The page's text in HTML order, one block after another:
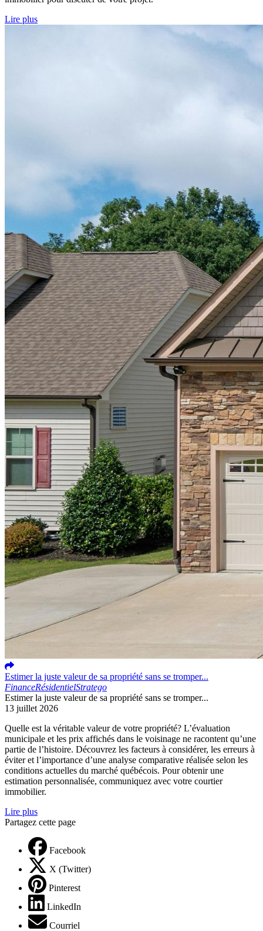
Lire plus
Estimer la juste valeur de sa propriété sans se tromper...
FinanceRésidentielStratego
Estimer la juste valeur de sa propriété sans se tromper...
13 juillet 2026
Quelle est la véritable valeur de votre propriété? L’évaluation
municipale et les prix affichés dans le voisinage ne racontent qu’une
partie de l’histoire. Découvrez les facteurs à considérer, les erreurs à
éviter et l’importance d’une analyse comparative réalisée selon les
conditions actuelles du marché québécois. Pour obtenir une
estimation personnalisée, communiquez avec votre courtier
immobilier.
Lire plus
Partagez cette page
Facebook
X (Twitter)
Pinterest
LinkedIn
Courriel